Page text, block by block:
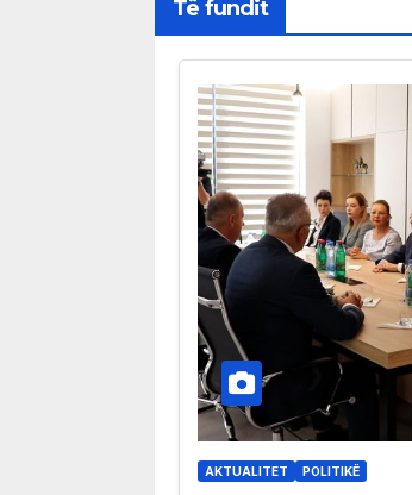
Të fundit
AKTUALITET POLITIKË